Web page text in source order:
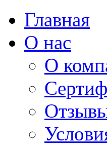
Главная
О нас
О